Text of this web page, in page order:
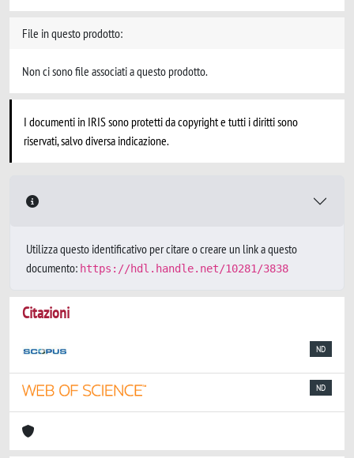
File in questo prodotto:
Non ci sono file associati a questo prodotto.
I documenti in IRIS sono protetti da copyright e tutti i diritti sono
riservati, salvo diversa indicazione.
Utilizza questo identificativo per citare o creare un link a questo
documento: https://hdl.handle.net/10281/3838
Citazioni
ND
ND